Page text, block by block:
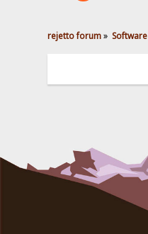
rejetto forum» Software